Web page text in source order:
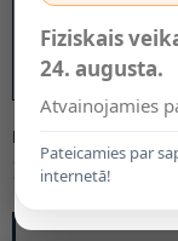
MODELIS:
13.85€
Fiziskais
24. augusta.
Atvainojamies
Pateicamies par
internetā!